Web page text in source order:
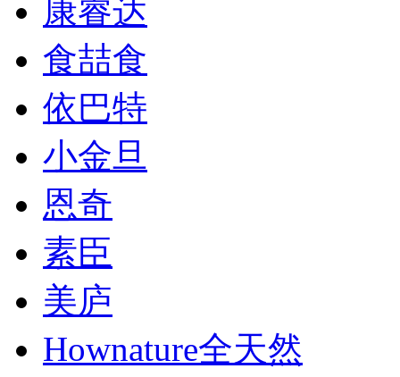
康睿达
食喆食
依巴特
小金旦
恩奇
素臣
美庐
Hownature全天然